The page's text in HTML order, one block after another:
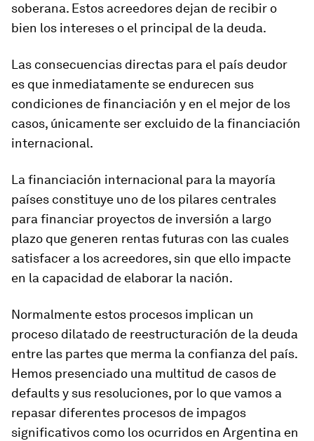
soberana. Estos acreedores dejan de recibir o
bien los intereses o el principal de la deuda.
Las consecuencias directas para el país deudor
es que inmediatamente se endurecen sus
condiciones de financiación y en el mejor de los
casos, únicamente ser excluido de la financiación
internacional.
La financiación internacional para la mayoría
países constituye uno de los pilares centrales
para financiar proyectos de inversión a largo
plazo que generen rentas futuras con las cuales
satisfacer a los acreedores, sin que ello impacte
en la capacidad de elaborar la nación.
Normalmente estos procesos implican un
proceso dilatado de reestructuración de la deuda
entre las partes que merma la confianza del país.
Hemos presenciado una multitud de casos de
defaults y sus resoluciones, por lo que vamos a
repasar diferentes procesos de impagos
significativos como los ocurridos en Argentina en